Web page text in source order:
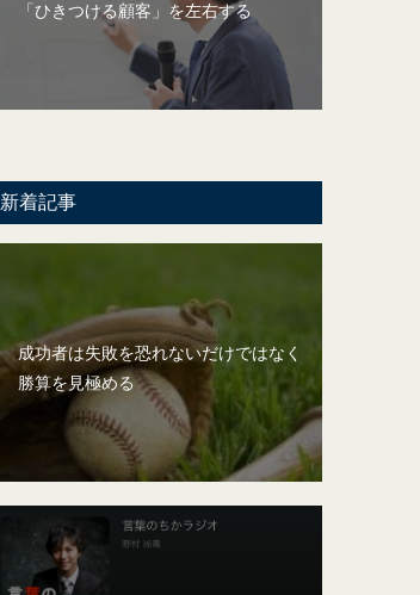
「ひきつける顧客」を左右する
新着記事
成功者は失敗を恐れないだけではなく
勝算を見極める